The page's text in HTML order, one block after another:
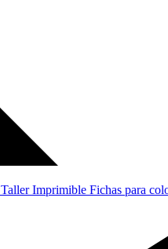
TallerImprimible Fichas para